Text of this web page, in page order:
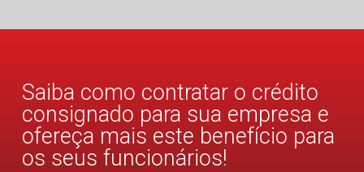
Saiba como contratar o crédito
consignado para sua empresa e
ofereça mais este benefício para
os seus funcionários!